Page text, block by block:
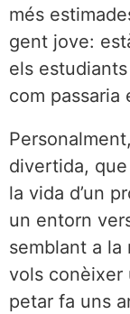
més
gent jove:
els
com passaria
divertida,
la vida d’un
un entorn
semblant a la
vols conèixer
petar fa uns